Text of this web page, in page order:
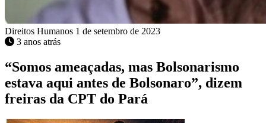
Direitos Humanos 1 de setembro de 2023
3 anos atrás
“Somos ameaçadas, mas Bolsonarismo
estava aqui antes de Bolsonaro”, dizem
freiras da CPT do Pará